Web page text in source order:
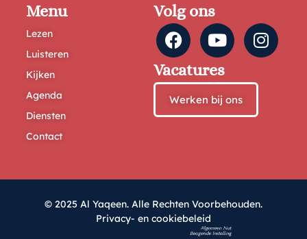
Menu
Lezen
Luisteren
Kijken
Agenda
Diensten
Contact
Volg ons
Vacatures
Werken bij ons
© 2025 Al Yaqeen. Alle Rechten Voorbehouden.
Privacy- en cookiebeleid